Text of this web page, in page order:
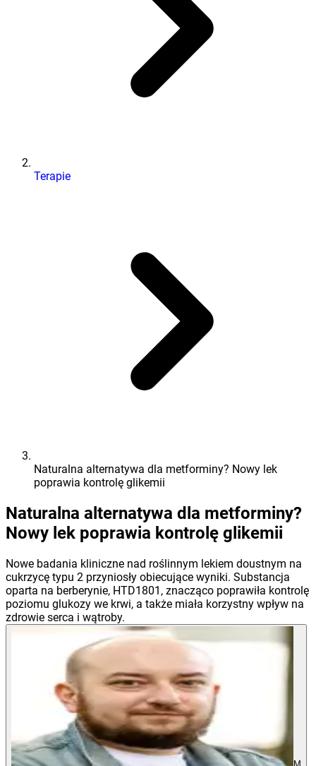
Terapie
Naturalna alternatywa dla metforminy? Nowy lek
poprawia kontrolę glikemii
Naturalna alternatywa dla metforminy?
Nowy lek poprawia kontrolę glikemii
Nowe badania kliniczne nad roślinnym lekiem doustnym na
cukrzycę typu 2 przyniosły obiecujące wyniki. Substancja
oparta na berberynie, HTD1801, znacząco poprawiła kontrolę
poziomu glukozy we krwi, a także miała korzystny wpływ na
zdrowie serca i wątroby.